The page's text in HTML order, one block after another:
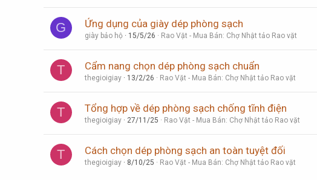
G Ứng dụng của giày dép phòng sạch
giày bảo hộ 15/5/26 Rao Vặt - Mua Bán: Chợ Nhật tảo Rao vặt
T Cẩm nang chọn dép phòng sạch chuẩn
thegioigiay 13/2/26 Rao Vặt - Mua Bán: Chợ Nhật tảo Rao vặt
T Tổng hợp về dép phòng sạch chống tĩnh điện
thegioigiay 27/11/25 Rao Vặt - Mua Bán: Chợ Nhật tảo Rao vặt
T Cách chọn dép phòng sạch an toàn tuyệt đối
thegioigiay 8/10/25 Rao Vặt - Mua Bán: Chợ Nhật tảo Rao vặt